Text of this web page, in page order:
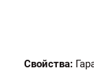
Свойства: